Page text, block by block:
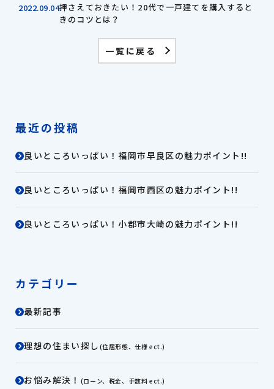
2022.09.04押さえておきたい！20代で一戸建てを購入すると
きのコツとは？
一覧に戻る
最近の投稿
良いところいっぱい！福岡市早良区の魅力ポイント!!
良いところいっぱい！福岡市西区の魅力ポイント!!
良いところいっぱい！小郡市大崎の魅力ポイント!!
カテゴリー
最新記事
理想の住まい探し (住居形態、仕様 ect.)
お悩み解決！ (ローン、税金、手数料 ect.)